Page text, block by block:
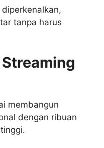
tanpa harus
membangun
dengan ribuan